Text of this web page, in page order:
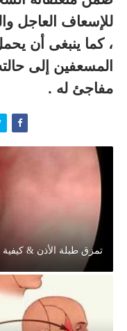
للإسعاف العاجل
، كما ينبغى أن
المسعفين إلى
مفاجئ له .
تمزق طبلة الأذن & كيفية